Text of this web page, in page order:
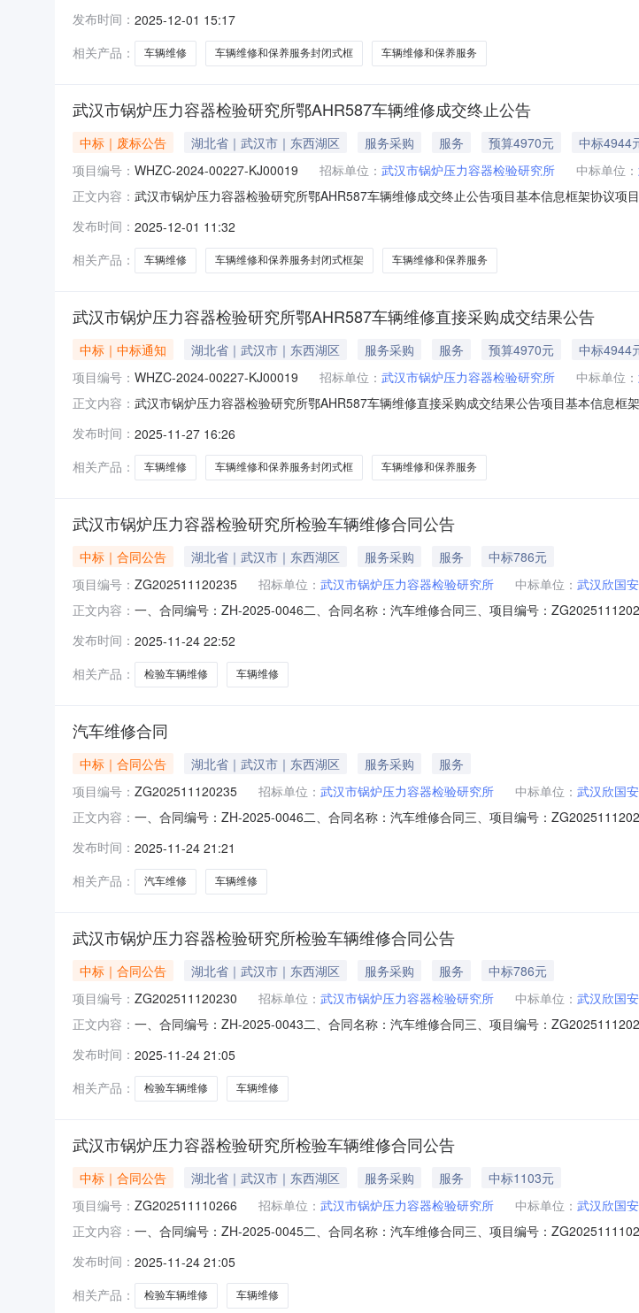
汉市锅炉压力容器检验研究所采购单位地址：武汉市东西湖区宏图路现代企业城A6栋采购
发布时间： 2025-12-01 15:17
相关产品：
车辆维修 车辆维修和保养服务封闭式框 车辆维修和保养服务
武汉市锅炉压力容器检验研究所鄂AHR587车辆维修成交终止公告
中标｜废标公告 湖北省｜武汉市｜东西湖区 服务采购 服务 预算4970元
中标4944
项目编号： WHZC-2024-00227-KJ00019 招标单位： 武汉市锅炉压力容器检验研究所 中标单位：
正文内容： 武汉市锅炉压力容器检验研究所鄂AHR587车辆维修成交终止公告项目基本信息框架协议
压力容器检验研究所采购单位地址：武汉市东西湖区宏图路现代企业城A6栋采购单位联系
发布时间： 2025-12-01 11:32
相关产品：
车辆维修 车辆维修和保养服务封闭式框架 车辆维修和保养服务
武汉市锅炉压力容器检验研究所鄂AHR587车辆维修直接采购成交结果公告
中标｜中标通知 湖北省｜武汉市｜东西湖区 服务采购 服务 预算4970元
中标4944
项目编号： WHZC-2024-00227-KJ00019 招标单位： 武汉市锅炉压力容器检验研究所 中标单位：
正文内容： 武汉市锅炉压力容器检验研究所鄂AHR587车辆维修直接采购成交结果公告项目基本信息
汉市锅炉压力容器检验研究所采购单位地址：武汉市东西湖区宏图路现代企业城A6栋采购
发布时间： 2025-11-27 16:26
相关产品：
车辆维修 车辆维修和保养服务封闭式框 车辆维修和保养服务
武汉市锅炉压力容器检验研究所检验车辆维修合同公告
中标｜合同公告 湖北省｜武汉市｜东西湖区 服务采购 服务
中标786元
项目编号： ZG202511120235 招标单位： 武汉市锅炉压力容器检验研究所 中标单位： 武汉欣国
正文内容： 一、合同编号：ZH-2025-0046二、合同名称：汽车维修合同三、项目编号：
式：13908638307六、合同主要信息1、主要标的名称：12、规格型号（或服务要求）：详
发布时间： 2025-11-24 22:52
相关产品：
检验车辆维修 车辆维修
汽车维修合同
中标｜合同公告 湖北省｜武汉市｜东西湖区 服务采购
服务
项目编号： ZG202511120235 招标单位： 武汉市锅炉压力容器检验研究所 中标单位： 武汉欣国
正文内容： 一、合同编号：ZH-2025-0046二、合同名称：汽车维修合同三、项目编号：
合同主要信息主要标的名称：1规格型号（或服务要求）：详见合同文本主要标的数量：1
发布时间： 2025-11-24 21:21
相关产品：
汽车维修 车辆维修
武汉市锅炉压力容器检验研究所检验车辆维修合同公告
中标｜合同公告 湖北省｜武汉市｜东西湖区 服务采购 服务
中标786元
项目编号： ZG202511120230 招标单位： 武汉市锅炉压力容器检验研究所 中标单位： 武汉欣国
正文内容： 一、合同编号：ZH-2025-0043二、合同名称：汽车维修合同三、项目编号：
式：13908638307六、合同主要信息1、主要标的名称：12、规格型号（或服务要求）：详
发布时间： 2025-11-24 21:05
相关产品：
检验车辆维修 车辆维修
武汉市锅炉压力容器检验研究所检验车辆维修合同公告
中标｜合同公告 湖北省｜武汉市｜东西湖区 服务采购 服务
中标1103元
项目编号： ZG202511110266 招标单位： 武汉市锅炉压力容器检验研究所 中标单位： 武汉欣国
正文内容： 一、合同编号：ZH-2025-0045二、合同名称：汽车维修合同三、项目编号：
式：13908638307六、合同主要信息1、主要标的名称：12、规格型号（或服务要求）：详
发布时间： 2025-11-24 21:05
相关产品：
检验车辆维修 车辆维修